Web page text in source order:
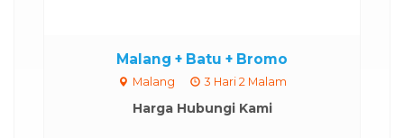
Malang + Batu + Bromo
Malang 3 Hari 2 Malam
Harga Hubungi Kami